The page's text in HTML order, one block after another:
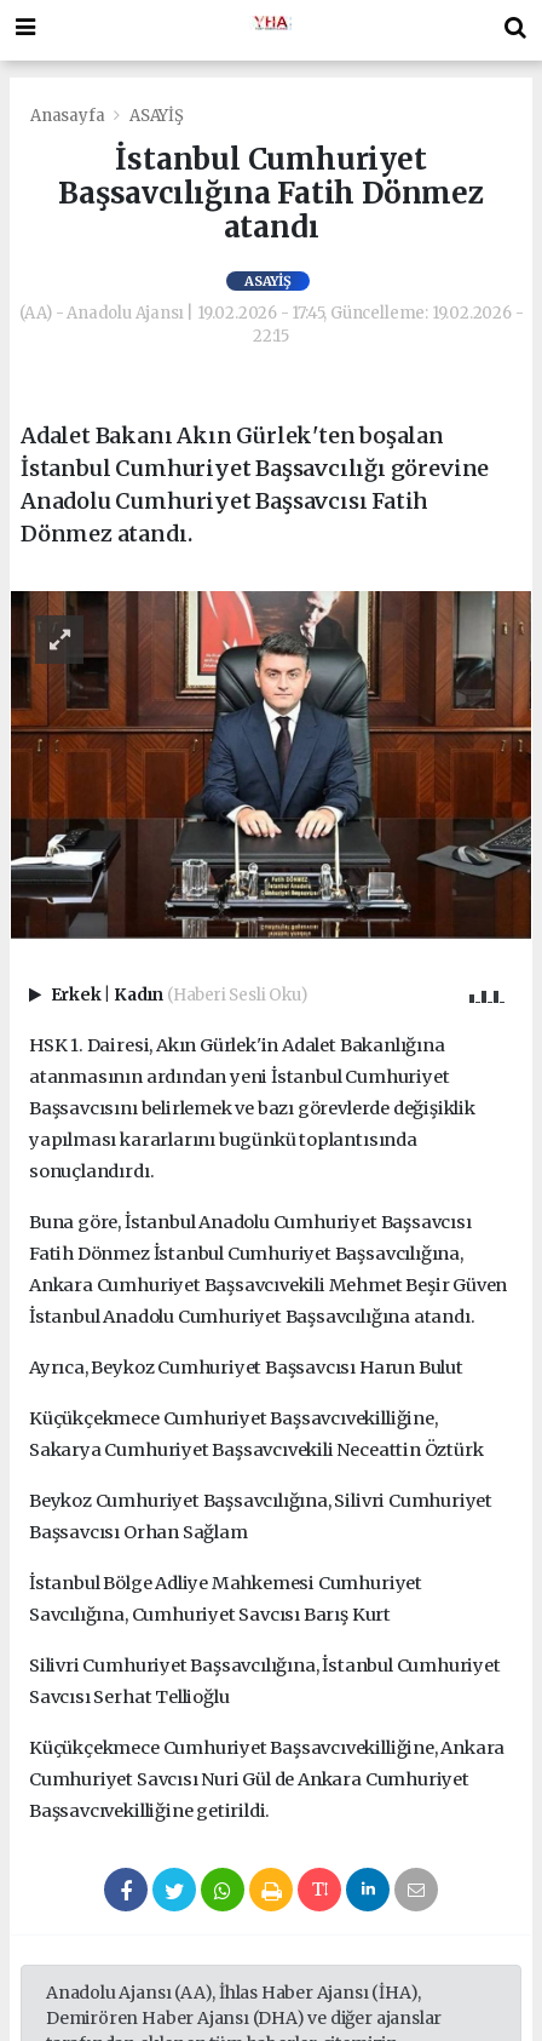
Anasayfa ASAYİŞ
İstanbul Cumhuriyet
Başsavcılığına Fatih Dönmez
atandı
ASAYİŞ
(AA) - Anadolu Ajansı | 19.02.2026 - 17:45, Güncelleme: 19.02.2026 -
22:15
Adalet Bakanı Akın Gürlek'ten boşalan
İstanbul Cumhuriyet Başsavcılığı görevine
Anadolu Cumhuriyet Başsavcısı Fatih
Dönmez atandı.
Erkek Kadın (Haberi Sesli Oku)
HSK 1. Dairesi, Akın Gürlek'in Adalet Bakanlığına
atanmasının ardından yeni İstanbul Cumhuriyet
Başsavcısını belirlemek ve bazı görevlerde değişiklik
yapılması kararlarını bugünkü toplantısında
sonuçlandırdı.
Buna göre, İstanbul Anadolu Cumhuriyet Başsavcısı
Fatih Dönmez İstanbul Cumhuriyet Başsavcılığına,
Ankara Cumhuriyet Başsavcıvekili Mehmet Beşir Güven
İstanbul Anadolu Cumhuriyet Başsavcılığına atandı.
Ayrıca, Beykoz Cumhuriyet Başsavcısı Harun Bulut
Küçükçekmece Cumhuriyet Başsavcıvekilliğine,
Sakarya Cumhuriyet Başsavcıvekili Neceattin Öztürk
Beykoz Cumhuriyet Başsavcılığına, Silivri Cumhuriyet
Başsavcısı Orhan Sağlam
İstanbul Bölge Adliye Mahkemesi Cumhuriyet
Savcılığına, Cumhuriyet Savcısı Barış Kurt
SilivriCumhuriyet Başsavcılığına, İstanbul Cumhuriyet
Savcısı Serhat Tellioğlu
Küçükçekmece Cumhuriyet Başsavcıvekilliğine, Ankara
Cumhuriyet Savcısı Nuri Gül de Ankara Cumhuriyet
Başsavcıvekilliğine getirildi.
Anadolu Ajansı (AA), İhlas Haber Ajansı (İHA),
Demirören Haber Ajansı (DHA) ve diğer ajanslar